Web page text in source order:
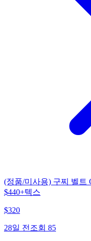
(정품/미사용) 구찌 벨트
$440+텍스
$320
28일 전 조회 85